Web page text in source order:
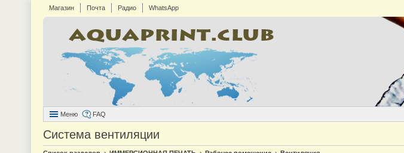
Магазин Почта Радио WhatsApp
Меню FAQ
Система вентиляции